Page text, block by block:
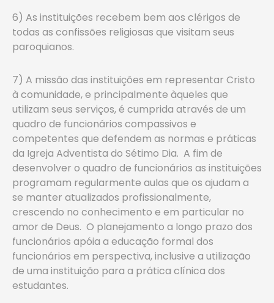
6) As instituições recebem bem aos clérigos de
todas as confissões religiosas que visitam seus
paroquianos.
7) A missão das instituições em representar Cristo
à comunidade, e principalmente àqueles que
utilizam seus serviços, é cumprida através de um
quadro de funcionários compassivos e
competentes que defendem as normas e práticas
da Igreja Adventista do Sétimo Dia. A fim de
desenvolver o quadro de funcionários as instituições
programam regularmente aulas que os ajudam a
se manter atualizados profissionalmente,
crescendo no conhecimento e em particular no
amor de Deus. O planejamento a longo prazo dos
funcionários apóia a educação formal dos
funcionários em perspectiva, inclusive a utilização
de uma instituição para a prática clínica dos
estudantes.